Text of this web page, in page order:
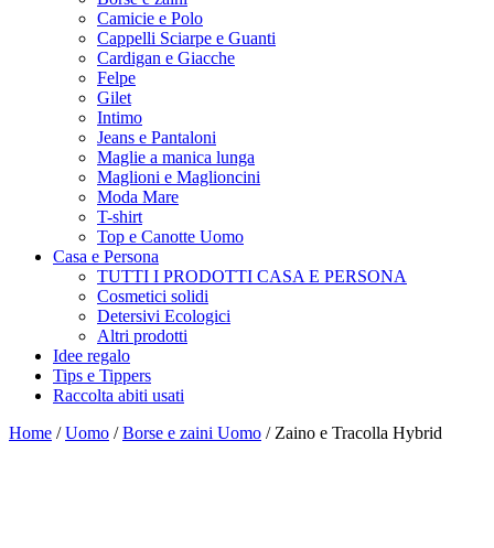
Camicie e Polo
Cappelli Sciarpe e Guanti
Cardigan e Giacche
Felpe
Gilet
Intimo
Jeans e Pantaloni
Maglie a manica lunga
Maglioni e Maglioncini
Moda Mare
T-shirt
Top e Canotte Uomo
Casa e Persona
TUTTI I PRODOTTI CASA E PERSONA
Cosmetici solidi
Detersivi Ecologici
Altri prodotti
Idee regalo
Tips e Tippers
Raccolta abiti usati
Home /Uomo /Borse e zaini Uomo / Zaino e Tracolla Hybrid